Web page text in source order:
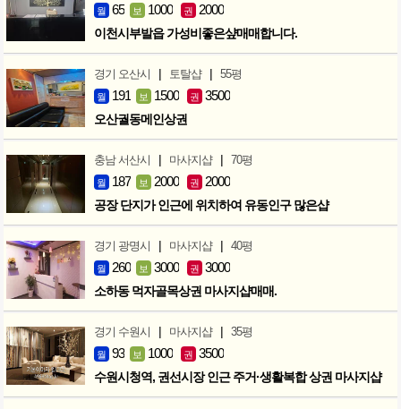
월 65 보 1000 권 2000
이천시부발읍 가성비좋은샾매매합니다.
경기 오산시 | 토탈샵 | 55평
월 191 보 1500 권 3500
오산궐동메인상권
충남 서산시 | 마사지샵 | 70평
월 187 보 2000 권 2000
공장 단지가 인근에 위치하여 유동인구 많은샵
경기 광명시 | 마사지샵 | 40평
월 260 보 3000 권 3000
소하동 먹자골목상권 마사지샵매매.
경기 수원시 | 마사지샵 | 35평
월 93 보 1000 권 3500
수원시청역, 권선시장 인근 주거·생활복합 상권 마사지샵